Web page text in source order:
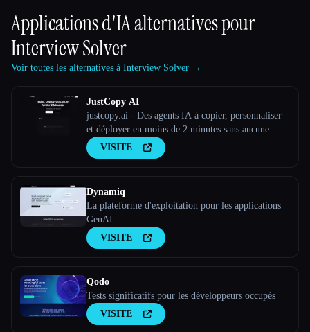
Applications d'IA alternatives pour
Interview Solver
Voir toutes les alternatives à Interview Solver →
JustCopy AI
justcopy.ai - Des agents IA à copier, personnaliser
et déployer en moins de 2 minutes sans aucune
configuration
VISITE
Dynamiq
La plateforme d'exploitation pour les applications
GenAI
VISITE
Qodo
Tests significatifs pour les développeurs occupés
VISITE